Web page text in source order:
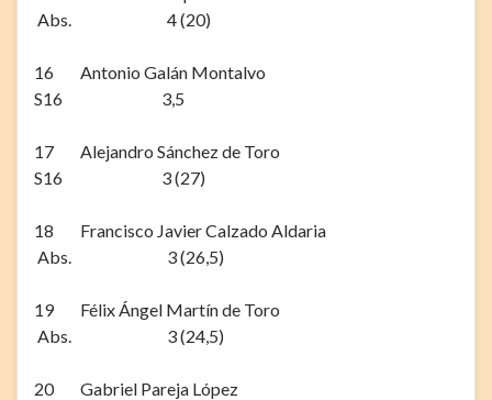
Abs. 4 (20)
16 Antonio Galán Montalvo
S16 3,5
17 Alejandro Sánchez de Toro
S16 3 (27)
18 Francisco Javier Calzado Aldaria
Abs. 3 (26,5)
19 Félix Ángel Martín de Toro
Abs. 3 (24,5)
20 Gabriel Pareja López